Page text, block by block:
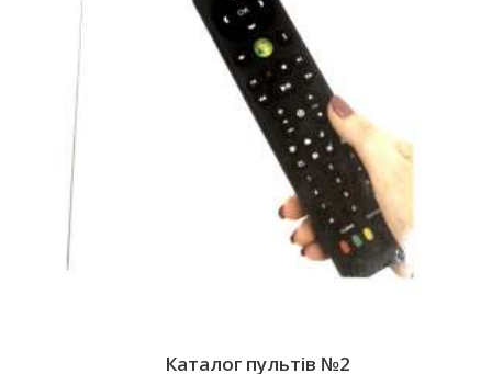
Каталог пультів №2